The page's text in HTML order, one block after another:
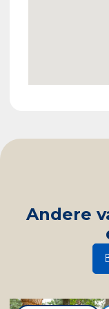
Veluwemeer,
Veluwe. Vanuit
strand of het
zeilen of
uitgestrekte
waardoor ook
Andere